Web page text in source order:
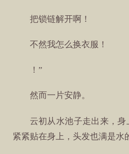
把锁链解开啊！
不然我怎么换衣服！
！”
然而一片安静。
云初从水池子走出来，
紧紧贴在身上，头发也满是水